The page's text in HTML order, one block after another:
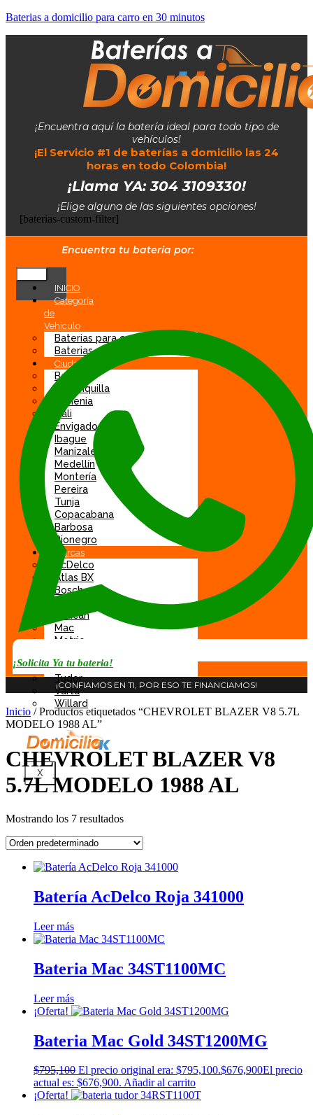
Baterias a domicilio para carro en 30 minutos
¡Encuentra aquí la batería ideal para todo tipo de
vehículos!
¡El Servicio #1 de baterías a domicilio las 24
horas en todo Colombia!
¡Llama YA: 304 3109330!
¡Elige alguna de las siguientes opciones!
[baterias-custom-filter]
Encuentra tu bateria por:
INICIO
Categoría
de
Vehiculo
Baterias para carro
Baterias para moto
Ciudad
Bogotá
Barranquilla
Armenia
Cali
Envigado
Ibague
Manizales
Medellín
Montería
Pereira
Tunja
Copacabana
Barbosa
Rionegro
Marcas
AcDelco
Atlas BX
Bosch
Duncan
Mac
Motrio
Tab
Tudor
Varta
Willard
X
¡Solicita Ya tu bateria!
¡CONFIAMOS EN TI, POR ESO TE FINANCIAMOS!
Inicio / Productos etiquetados “CHEVROLET BLAZER V8 5.7L
MODELO 1988 AL”
CHEVROLET BLAZER V8
5.7L MODELO 1988 AL
Mostrando los 7 resultados
Batería AcDelco Roja 341000
Leer más
Bateria Mac 34ST1100MC
Leer más
¡Oferta!
Bateria Mac Gold 34ST1200MG
$795,100 El precio original era: $795,100.$676,900El precio
actual es: $676,900. Añadir al carrito
¡Oferta!